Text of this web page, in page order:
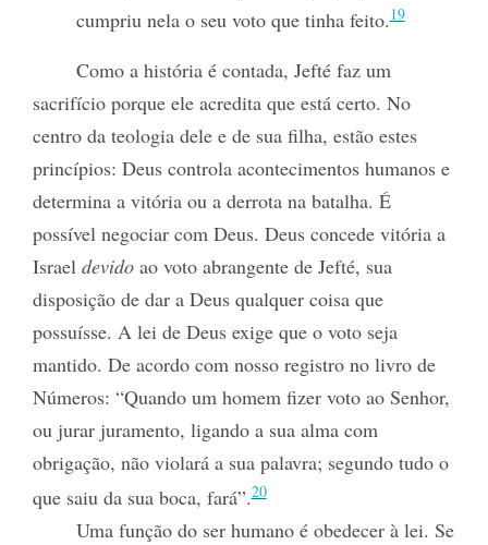
cumpriu nela o seu voto que tinha feito.19
Como a história é contada, Jefté faz um
sacrifício porque ele acredita que está certo. No
centro da teologia dele e de sua filha, estão estes
princípios: Deus controla acontecimentos humanos e
determina a vitória ou a derrota na batalha. É
possível negociar com Deus. Deus concede vitória a
Israel devidoao voto abrangente de Jefté, sua
disposição de dar a Deus qualquer coisa que
possuísse. A lei de Deus exige que o voto seja
mantido. De acordo com nosso registro no livro de
Números: “Quando um homem fizer voto ao Senhor,
ou jurar juramento, ligando a sua alma com
obrigação, não violará a sua palavra; segundo tudo o
que saiu da sua boca, fará”.20
Uma função do ser humano é obedecer à lei. Se